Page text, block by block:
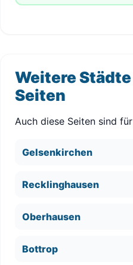
Weitere
Seiten
Auch diese Seiten sind
Gelsenkirchen
Recklinghausen
Oberhausen
Bottrop